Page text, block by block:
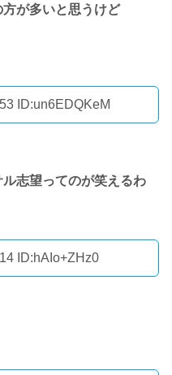
が多いと思うけど
ID:un6EDQKeM
志望ってのが笑えるわ
ID:hAIo+ZHz0